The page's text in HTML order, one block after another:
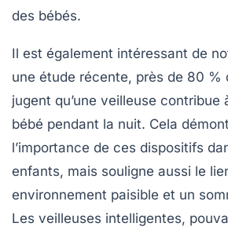
des bébés.
Il est également intéressant de
une étude récente, près de 80 %
jugent qu’une veilleuse contribue
bébé pendant la nuit. Cela
l’importance de ces dispositifs
enfants, mais souligne aussi le
environnement paisible et un
Les veilleuses intelligentes,